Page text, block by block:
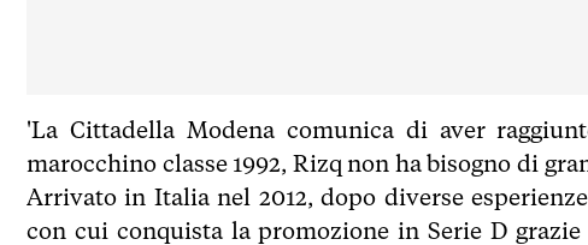
'La Cittadella Modena comunica di aver
marocchino classe 1992, Rizq non ha bisogno di
Arrivato in Italia nel 2012, dopo diverse
con cui conquista la promozione in Serie D